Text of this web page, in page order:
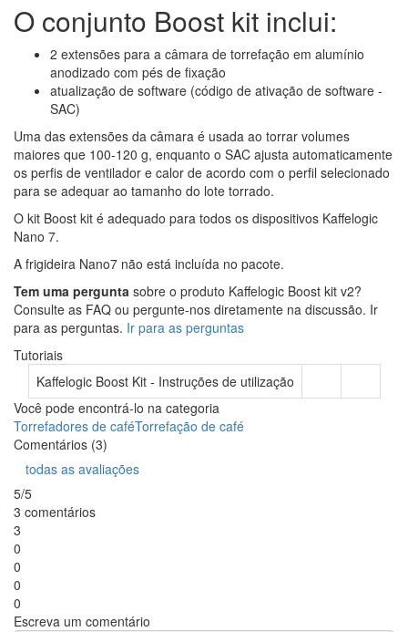
O conjunto Boost kit inclui:
2 extensões para a câmara de torrefação em alumínio
anodizado com pés de fixação
atualização de software (código de ativação de software -
SAC)
Uma das extensões da câmara é usada ao torrar volumes
maiores que 100-120 g, enquanto o SAC ajusta automaticamente
os perfis de ventilador e calor de acordo com o perfil selecionado
para se adequar ao tamanho do lote torrado.
O kit Boost kit é adequado para todos os dispositivos Kaffelogic
Nano 7.
A frigideira Nano7 não está incluída no pacote.
Tem uma pergunta sobre o produto Kaffelogic Boost kit v2?
Consulte as FAQ ou pergunte-nos diretamente na discussão. Ir
para as perguntas. Ir para as perguntas
Tutoriais
Kaffelogic Boost Kit - Instruções de utilização
Você pode encontrá-lo na categoria
Torrefadores de caféTorrefação de café
Comentários (3)
todas as avaliações
5/5
3 comentários
3
0
0
0
0
Escreva um comentário